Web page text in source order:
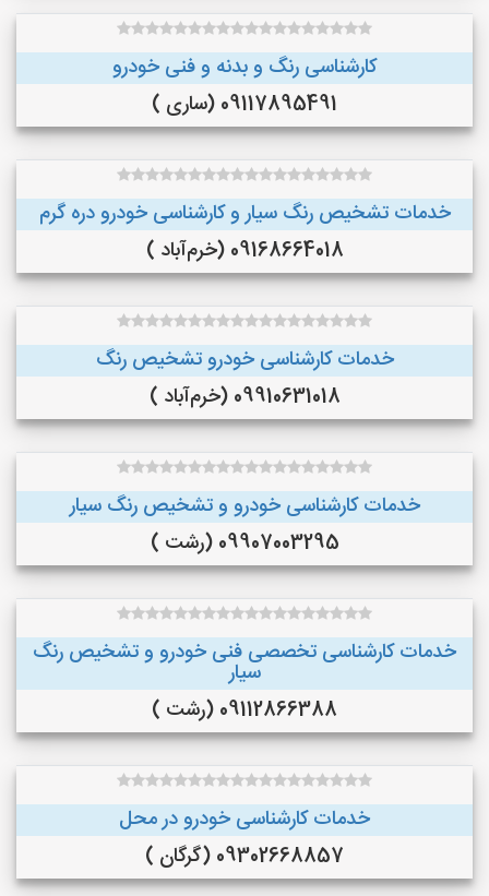
کارشناسی رنگ و بدنه و فنی خودرو
09117895491 (ساری )
خدمات تشخیص رنگ سیار و کارشناسی خودرو دره گرم
09168664018 (خرم‌آباد )
خدمات کارشناسی خودرو تشخیص رنگ
09910631018 (خرم‌آباد )
خدمات کارشناسی خودرو و تشخیص رنگ سیار
09907003295 (رشت )
خدمات کارشناسی تخصصی فنی خودرو و تشخیص رنگ
سیار
09112866388 (رشت )
خدمات کارشناسی خودرو در محل
09302668857 (گرگان )